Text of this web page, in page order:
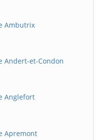
Ambutrix
Andert-et-Condon
Anglefort
Apremont